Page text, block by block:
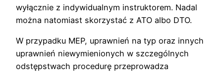
wyłącznie z indywidualnym instruktorem. Nadal
można natomiast skorzystać z ATO albo DTO.
W przypadku MEP, uprawnień na typ oraz innych
uprawnień niewymienionych w szczególnych
odstępstwach procedurę przeprowadza